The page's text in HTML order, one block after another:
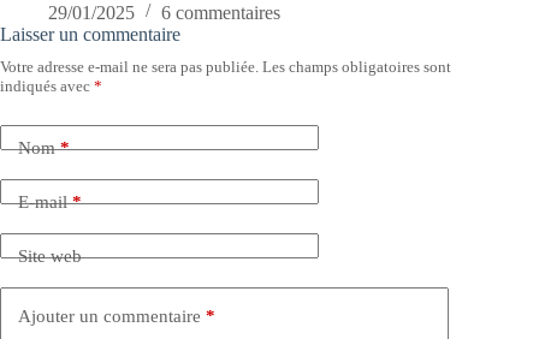
29/01/2025
6 commentaires
Laisser un commentaire
Votre adresse e-mail ne sera pas publiée. Les champs obligatoires sont
indiqués avec *
Nom*
E-mail*
Site web
Ajouter un commentaire *